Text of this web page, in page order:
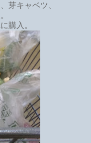
芽キャベツ、
購入。